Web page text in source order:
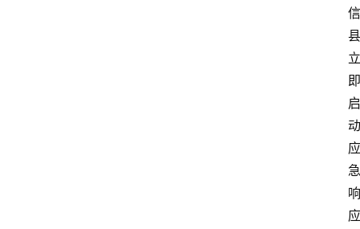
信
县
立
即
启
动
应
急
响
应